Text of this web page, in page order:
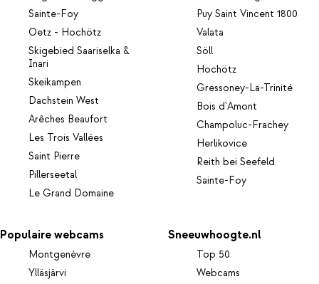
Sainte-Foy
Oetz - Hochötz
Skigebied Saariselka &
Inari
Skeikampen
Dachstein West
Arêches Beaufort
Les Trois Vallées
Saint Pierre
Pillerseetal
Le Grand Domaine
Puy Saint Vincent 1800
Valata
Söll
Hochötz
Gressoney-La-Trinité
Bois d'Amont
Champoluc-Frachey
Herlikovice
Reith bei Seefeld
Sainte-Foy
Populaire webcams
Montgenèvre
Ylläsjärvi
Sneeuwhoogte.nl
Top 50
Webcams